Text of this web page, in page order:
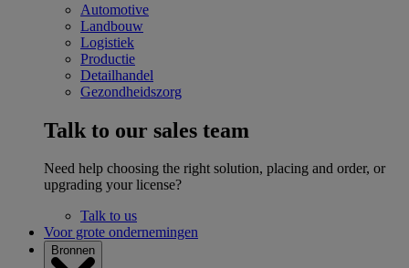
Automotive
Landbouw
Logistiek
Productie
Detailhandel
Gezondheidszorg
Talk to our sales team
Need help choosing the right solution, placing and order, or
upgrading your license?
Talk to us
Voor grote ondernemingen
Bronnen